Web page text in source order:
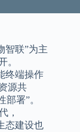
智联”为主
。
终端操作
源共
署”。
，
态建设也